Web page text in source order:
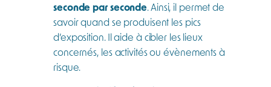
seconde par seconde . Ainsi, il permet de
savoir quand se produisent les pics
d’exposition. Il aide à cibler les lieux
concernés, les activités ou évènements à
risque.